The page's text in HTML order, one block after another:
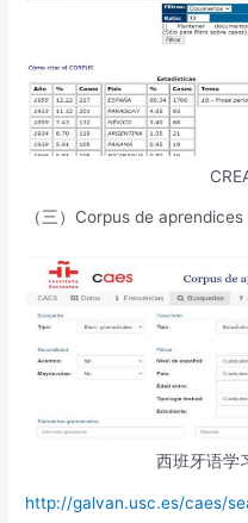
（三）Corpus de
西班牙语学
http://galvan.usc.es/caes/